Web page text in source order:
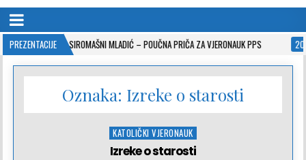
VJERONAUČNI PORTAL
PREZENTACIJE
10-26 SIROMAŠNI MLADIĆ – POUČNA PRIČA ZA VJERONAUK PPS 2021-
Oznaka: Izreke o starosti
Posted
in
KATOLIČKI VJERONAUK
Izreke o starosti